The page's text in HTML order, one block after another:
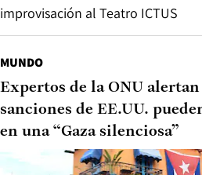
improvisación al Teatro ICTUS
MUNDO
Expertos de la ONU alertan
sanciones de EE.UU.
en una “Gaza silenciosa”